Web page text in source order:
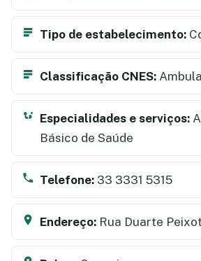
Tipo de estabelecimento:
Classificação CNES:
Especialidades e serviços:
Básico de Saúde
Telefone: 33 3331 5315
Endereço: Rua Duarte